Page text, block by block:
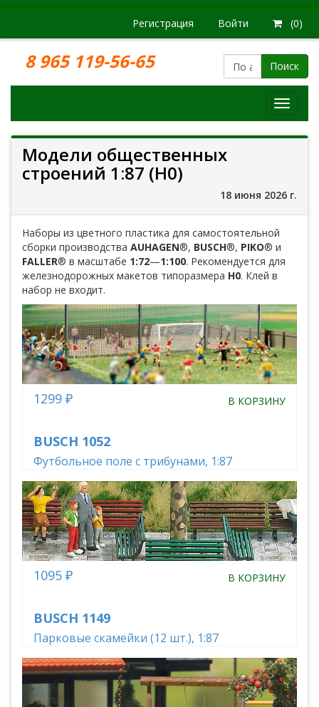
Регистрация Войти (0)
8 965 119-56-65 Поиск
Модели
дорог
Модели общественных
строений 1:87 (H0)
18 июня 2026 г.
Наборы из цветного пластика для самостоятельной
сборки производства AUHAGEN®, BUSCH®, PIKO® и
FALLER® в масштабе 1:72—1:100. Рекомендуется для
железнодорожных макетов типоразмера H0. Клей в
набор не входит.
BUSCH 1052
Футбольное поле с трибунами, 1:87
1299 ₽ В КОРЗИНУ
BUSCH 1149
Парковые скамейки (12 шт.), 1:87
1095 ₽ В КОРЗИНУ